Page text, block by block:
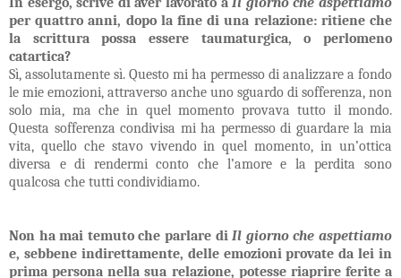
per quattro anni, dopo la fine di una relazione: ritiene che
la scrittura possa essere taumaturgica, o perlomeno
catartica?
Sì, assolutamente sì. Questo mi ha permesso di analizzare a fondo
le mie emozioni, attraverso anche uno sguardo di sofferenza, non
solo mia, ma che in quel momento provava tutto il mondo.
Questa sofferenza condivisa mi ha permesso di guardare la mia
vita, quello che stavo vivendo in quel momento, in un’ottica
diversa e di rendermi conto che l’amore e la perdita sono
qualcosa che tutti condividiamo.
Non ha mai temuto che parlare diIl giorno che aspettiamo
e, sebbene indirettamente, delle emozioni provate da lei in
prima persona nella sua relazione, potesse riaprire ferite a